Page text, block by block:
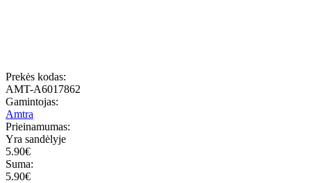
Prekės kodas:
AMT-A6017862
Gamintojas:
Amtra
Prieinamumas:
Yra sandėlyje
5.90€
Suma:
5.90€